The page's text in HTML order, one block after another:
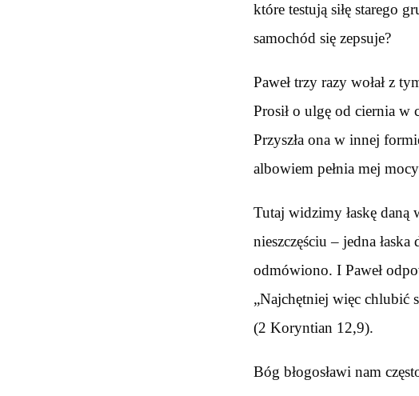
które testują siłę starego
samochód się zepsuje?
Paweł trzy razy wołał z
Prosił o ulgę od ciernia w
Przyszła ona w innej
albowiem pełnia mej
Tutaj widzimy łaskę
nieszczęściu – jedna
odmówiono. I Paweł
„Najchętniej więc chlubić
(2 Koryntian 12,9).
Bóg błogosławi nam